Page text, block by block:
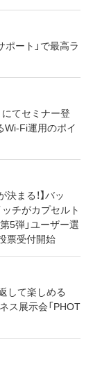
ート」で最高ラ
にてセミナー登
Wi-Fi運用のポイ
まる！】バッ
チがカプセルト
5弾」ユーザー選
票受付開始
して楽しめる
ス展示会「PHOT